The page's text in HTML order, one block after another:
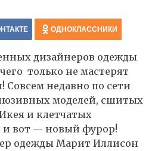
ОДНОКЛАССНИКИ
дизайнеров одежды
только не мастерят
Совсем недавно по сети
моделей, сшитых
и клетчатых
и вот — новый фурор!
одежды Марит Иллисон